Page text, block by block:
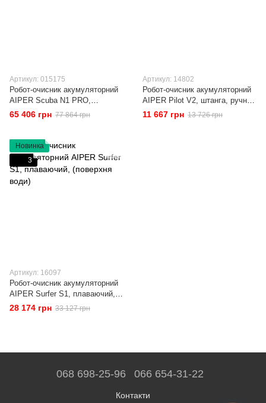
Артикул: 015175
Робот-очисник акумуляторний
AIPER Scuba N1 PRO,
гусеничний (дно, стіни,
ватерлінія) до 200м2
65 406 грн 77 864 грн
Артикул: 14802
Робот-очисник акумуляторний
AIPER Pilot V2, штанга, ручний
(дно, стіни, ватерлінія)
11 667 грн 13 726 грн
Новинка
3
Артикул: 16097
Робот-очисник акумуляторний
AIPER Surfer S1, плаваючий,
(поверхня води)
28 174 грн 33 127 грн
068 698-25-96 066 654-31-22
Контакти